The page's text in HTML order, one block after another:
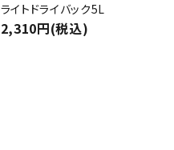
ライトドライバック5L
2,310円(税込)